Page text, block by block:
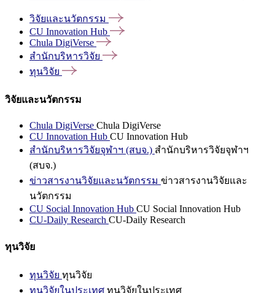
วิจัยและนวัตกรรม
CU Innovation Hub
Chula DigiVerse
สำนักบริหารวิจัย
ทุนวิจัย
วิจัยและนวัตกรรม
Chula DigiVerse Chula DigiVerse
CU Innovation Hub CU Innovation Hub
สำนักบริหารวิจัยจุฬาฯ (สบจ.) สำนักบริหารวิจัยจุฬาฯ
(สบจ.)
ข่าวสารงานวิจัยและนวัตกรรม ข่าวสารงานวิจัยและ
นวัตกรรม
CU Social Innovation Hub CU Social Innovation Hub
CU-Daily Research CU-Daily Research
ทุนวิจัย
ทุนวิจัย ทุนวิจัย
ทุนวิจัยในประเทศ ทุนวิจัยในประเทศ